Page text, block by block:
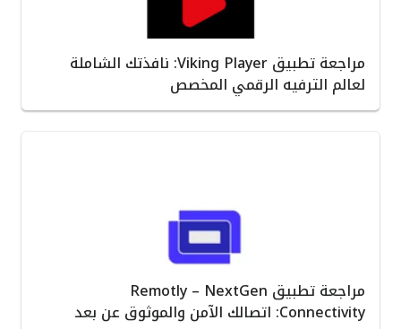
مراجعة تطبيق Viking Player: نافذتك الشاملة
لعالم الترفيه الرقمي المخصص
مراجعة تطبيق Remotly – NextGen
Connectivity: اتصالك الآمن والموثوق عن بعد